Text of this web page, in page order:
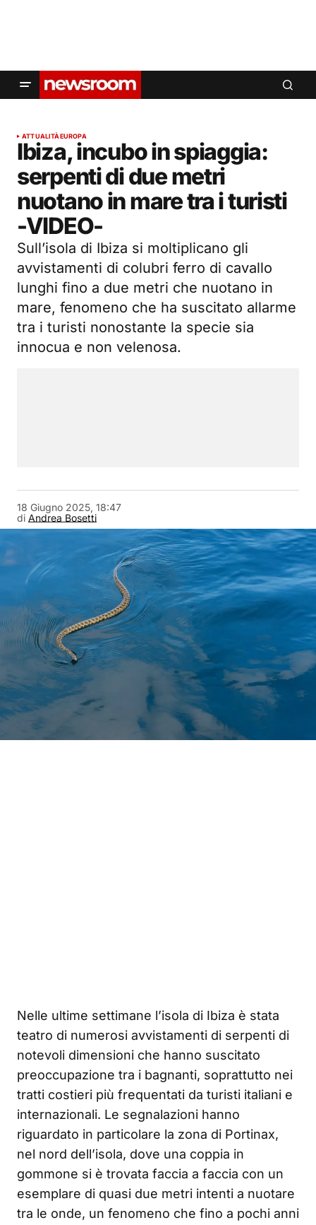
ATTUALITÀEUROPA
Ibiza, incubo in spiaggia:
serpenti di due metri
nuotano in mare tra i turisti
-VIDEO-
Sull’isola di Ibiza si moltiplicano gli
avvistamenti di colubri ferro di cavallo
lunghi fino a due metri che nuotano in
mare, fenomeno che ha suscitato allarme
tra i turisti nonostante la specie sia
innocua e non velenosa.
di Andrea Bosetti
18 Giugno 2025, 18:47
Nelle ultime settimane l’isola di Ibiza è stata
teatro di numerosi avvistamenti di serpenti di
notevoli dimensioni che hanno suscitato
preoccupazione tra i bagnanti, soprattutto nei
tratti costieri più frequentati da turisti italiani e
internazionali. Le segnalazioni hanno
riguardato in particolare la zona di Portinax,
nel nord dell’isola, dove una coppia in
gommone si è trovata faccia a faccia con un
esemplare di quasi due metri intenti a nuotare
tra le onde, un fenomeno che fino a pochi anni